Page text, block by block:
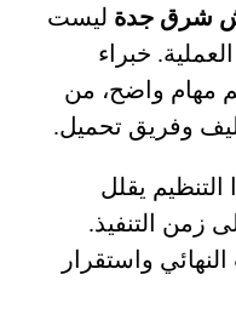
شرق جدة ليست
خبراء
مهام واضح، من
وفريق تحميل.
التنظيم يقلل
زمن التنفيذ.
واستقرار